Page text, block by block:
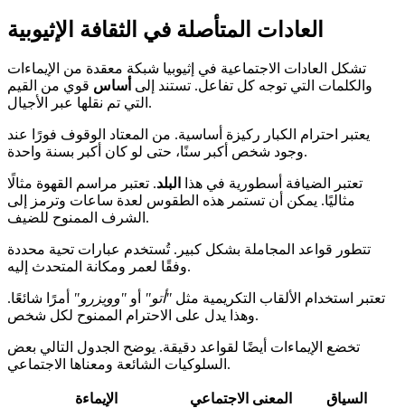
العادات المتأصلة في الثقافة الإثيوبية
تشكل العادات الاجتماعية في إثيوبيا شبكة معقدة من الإيماءات
والكلمات التي توجه كل تفاعل. تستند إلى أساس قوي من القيم
التي تم نقلها عبر الأجيال.
يعتبر احترام الكبار ركيزة أساسية. من المعتاد الوقوف فورًا عند
وجود شخص أكبر سنًا، حتى لو كان أكبر بسنة واحدة.
تعتبر الضيافة أسطورية في هذا البلد. تعتبر مراسم القهوة مثالًا
مثاليًا. يمكن أن تستمر هذه الطقوس لعدة ساعات وترمز إلى
الشرف الممنوح للضيف.
تتطور قواعد المجاملة بشكل كبير. تُستخدم عبارات تحية محددة
وفقًا لعمر ومكانة المتحدث إليه.
تعتبر استخدام الألقاب التكريمية مثل "أتو" أو "وويزرو"
أمرًا شائعًا.
وهذا يدل على الاحترام الممنوح لكل شخص.
تخضع الإيماءات أيضًا لقواعد دقيقة. يوضح الجدول التالي بعض
السلوكيات الشائعة ومعناها الاجتماعي.
الإيماءة المعنى الاجتماعي
السياق